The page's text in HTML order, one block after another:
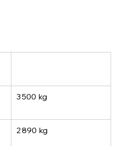
3 500 kg
2 890 kg